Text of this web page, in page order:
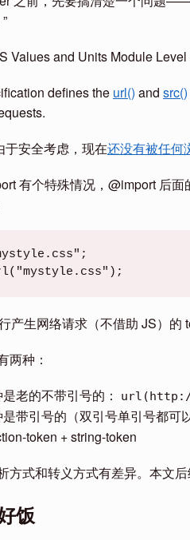
Values and Units Module
defines the url() and src()
于安全考虑，现在还没有被任何
有个特殊情况，@import 后
产生网络请求（不借助 JS）的
两种：
老的不带引号的：
url(http://
带引号的（双引号单引号都可
token + string-token
方式和转义方式有差异。本文后
饭